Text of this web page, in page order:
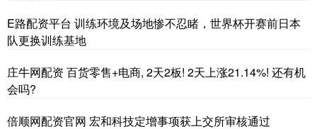
E路配资平台 训练环境及场地惨不忍睹，世界杯开赛前日本
队更换训练基地
庄牛网配资 百货零售+电商, 2天2板! 2天上涨21.14%! 还有机
会吗?
倍顺网配资官网 宏和科技定增事项获上交所审核通过